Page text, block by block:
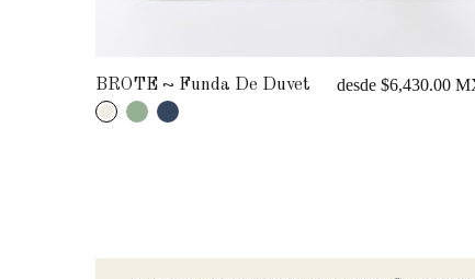
BROTE ~ Funda De Almohada